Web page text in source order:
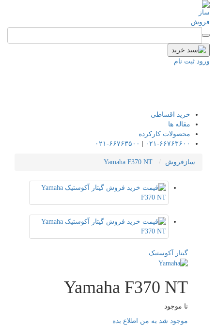
ورود ثبت نام
خرید اقساطی
مقاله ها
محصولات کارکرده
۰۲۱-۶۶۷۶۳۶۰۰
۰۲۱-۶۶۷۶۳۵۰۰
سازفروش Yamaha F370 NT
گیتار آکوستیک
Yamaha F370 NT
نا موجود
موجود شد به من اطلاع بده